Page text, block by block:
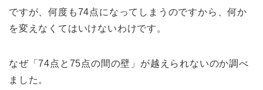
ですが、何度も74点になってしまうのですから、何か
を変えなくてはいけないわけです。
なぜ「74点と75点の間の壁」が越えられないのか調べ
ました。